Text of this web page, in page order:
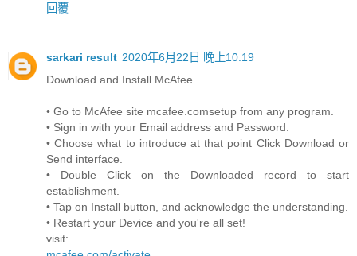
回覆
sarkari result 2020年6月22日 晚上10:19
Download and Install McAfee
• Go to McAfee site mcafee.comsetup from any program.
• Sign in with your Email address and Password.
• Choose what to introduce at that point Click Download or
Send interface.
• Double Click on the Downloaded record to start
establishment.
• Tap on Install button, and acknowledge the understanding.
• Restart your Device and you're all set!
visit: